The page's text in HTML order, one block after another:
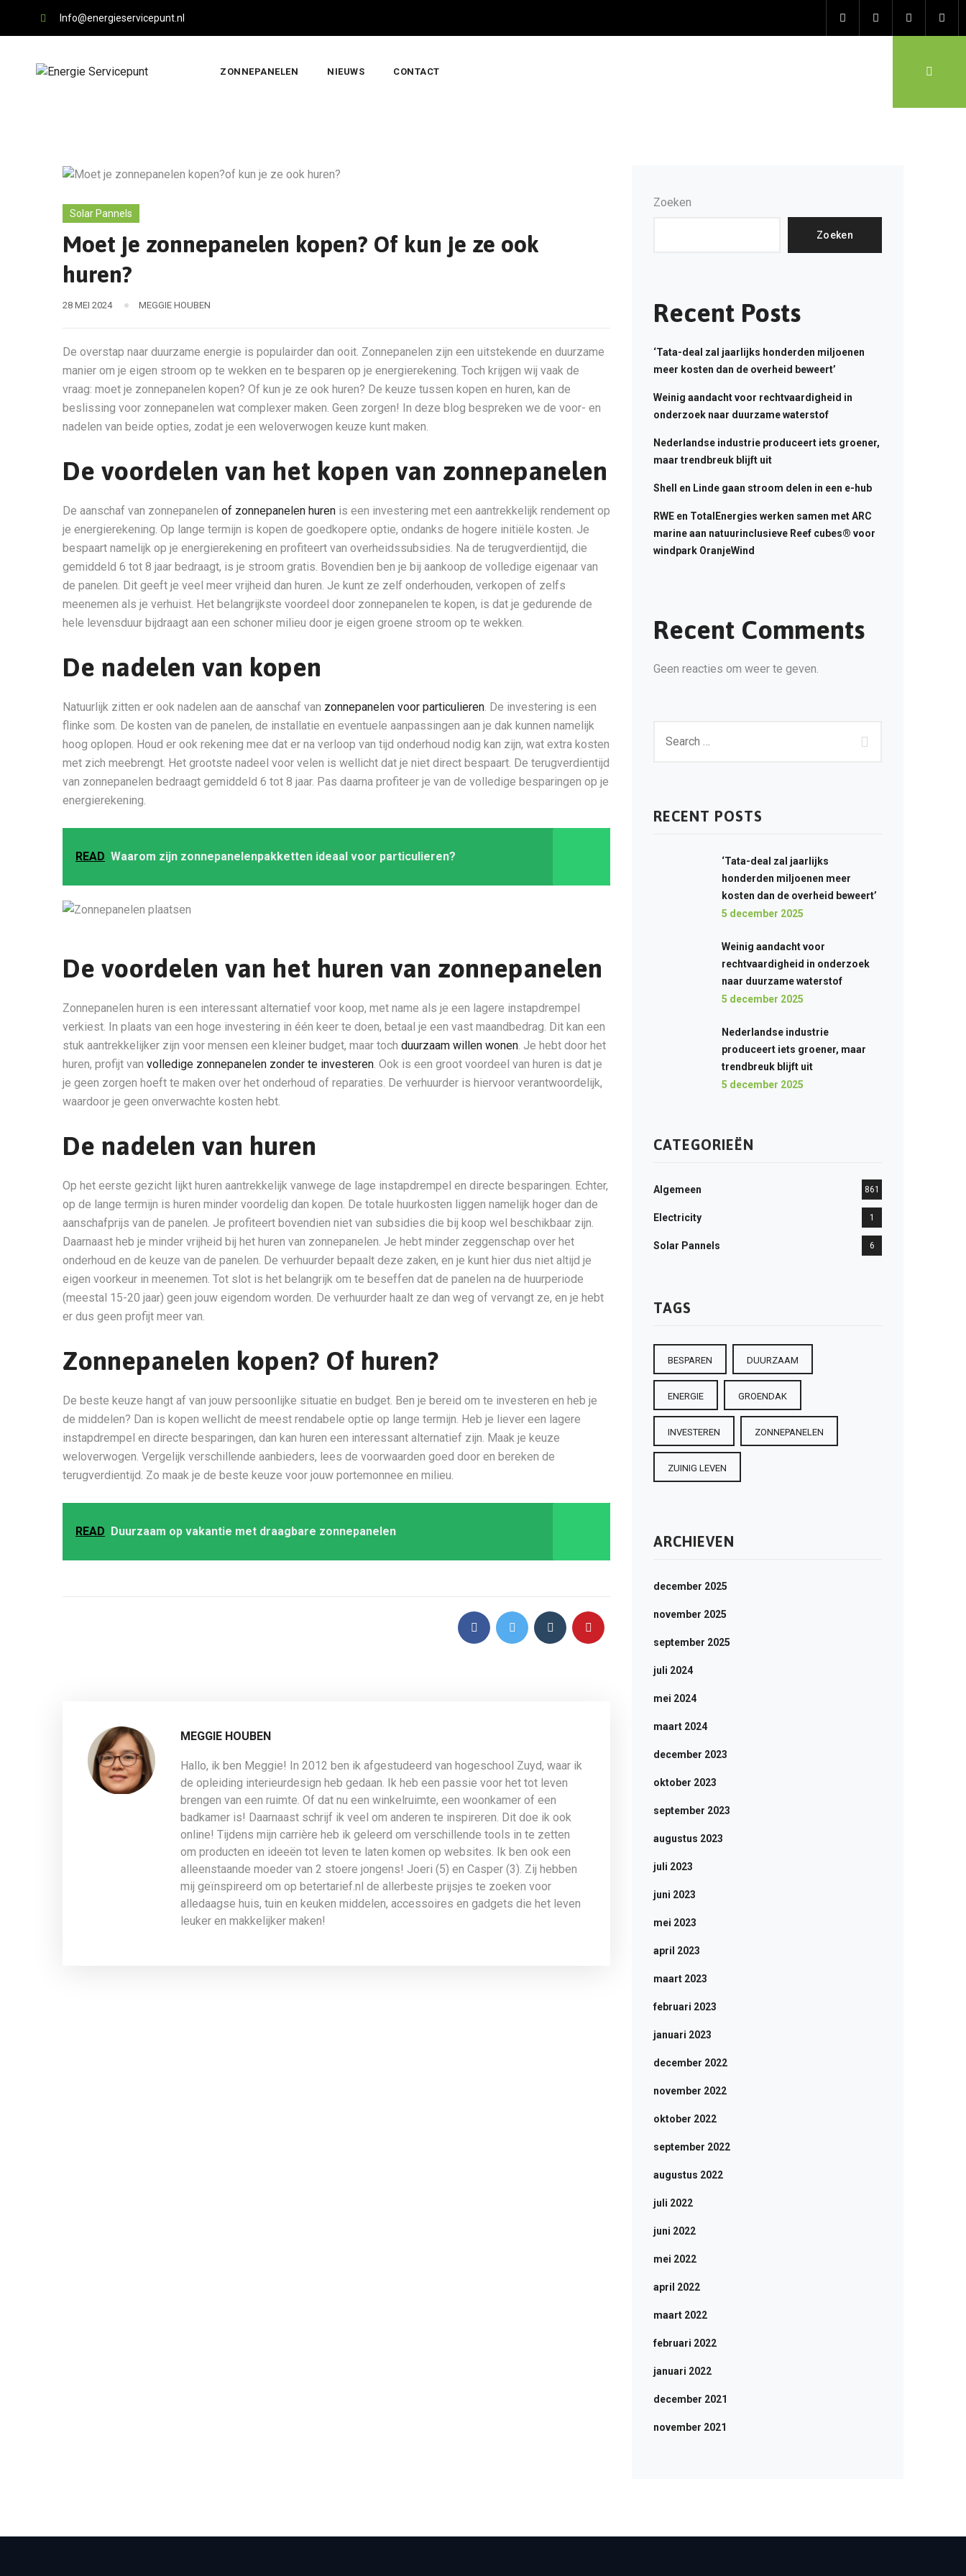
Info@energieservicepunt.nl
ZONNEPANELEN NIEUWS CONTACT
Solar Pannels
Moet je zonnepanelen kopen? Of kun je ze ook
huren?
28 MEI 2024 MEGGIE HOUBEN
De overstap naar duurzame energie is populairder dan ooit. Zonnepanelen zijn een uitstekende en duurzame
manier om je eigen stroom op te wekken en te besparen op je energierekening. Toch krijgen wij vaak de
vraag: moet je zonnepanelen kopen? Of kun je ze ook huren? De keuze tussen kopen en huren, kan de
beslissing voor zonnepanelen wat complexer maken. Geen zorgen! In deze blog bespreken we de voor- en
nadelen van beide opties, zodat je een weloverwogen keuze kunt maken.
De voordelen van het kopen van zonnepanelen
De aanschaf van zonnepanelen of zonnepanelen huren is een investering met een aantrekkelijk rendement op
je energierekening. Op lange termijn is kopen de goedkopere optie, ondanks de hogere initiële kosten. Je
bespaart namelijk op je energierekening en profiteert van overheidssubsidies. Na de terugverdientijd, die
gemiddeld 6 tot 8 jaar bedraagt, is je stroom gratis. Bovendien ben je bij aankoop de volledige eigenaar van
de panelen. Dit geeft je veel meer vrijheid dan huren. Je kunt ze zelf onderhouden, verkopen of zelfs
meenemen als je verhuist. Het belangrijkste voordeel door zonnepanelen te kopen, is dat je gedurende de
hele levensduur bijdraagt aan een schoner milieu door je eigen groene stroom op te wekken.
De nadelen van kopen
Natuurlijk zitten er ook nadelen aan de aanschaf van zonnepanelen voor particulieren . De investering is een
flinke som. De kosten van de panelen, de installatie en eventuele aanpassingen aan je dak kunnen namelijk
hoog oplopen. Houd er ook rekening mee dat er na verloop van tijd onderhoud nodig kan zijn, wat extra kosten
met zich meebrengt. Het grootste nadeel voor velen is wellicht dat je niet direct bespaart. De terugverdientijd
van zonnepanelen bedraagt gemiddeld 6 tot 8 jaar. Pas daarna profiteer je van de volledige besparingen op je
energierekening.
READ Waarom zijn zonnepanelenpakketten ideaal voor particulieren?
De voordelen van het huren van zonnepanelen
Zonnepanelen huren is een interessant alternatief voor koop, met name als je een lagere instapdrempel
verkiest. In plaats van een hoge investering in één keer te doen, betaal je een vast maandbedrag. Dit kan een
stuk aantrekkelijker zijn voor mensen een kleiner budget, maar toch duurzaam willen wonen . Je hebt door het
huren, profijt van volledige zonnepanelen zonder te investeren . Ook is een groot voordeel van huren is dat je
je geen zorgen hoeft te maken over het onderhoud of reparaties. De verhuurder is hiervoor verantwoordelijk,
waardoor je geen onverwachte kosten hebt.
De nadelen van huren
Op het eerste gezicht lijkt huren aantrekkelijk vanwege de lage instapdrempel en directe besparingen. Echter,
op de lange termijn is huren minder voordelig dan kopen. De totale huurkosten liggen namelijk hoger dan de
aanschafprijs van de panelen. Je profiteert bovendien niet van subsidies die bij koop wel beschikbaar zijn.
Daarnaast heb je minder vrijheid bij het huren van zonnepanelen. Je hebt minder zeggenschap over het
onderhoud en de keuze van de panelen. De verhuurder bepaalt deze zaken, en je kunt hier dus niet altijd je
eigen voorkeur in meenemen. Tot slot is het belangrijk om te beseffen dat de panelen na de huurperiode
(meestal 15-20 jaar) geen jouw eigendom worden. De verhuurder haalt ze dan weg of vervangt ze, en je hebt
er dus geen profijt meer van.
Zonnepanelen kopen? Of huren?
De beste keuze hangt af van jouw persoonlijke situatie en budget. Ben je bereid om te investeren en heb je
de middelen? Dan is kopen wellicht de meest rendabele optie op lange termijn. Heb je liever een lagere
instapdrempel en directe besparingen, dan kan huren een interessant alternatief zijn. Maak je keuze
weloverwogen. Vergelijk verschillende aanbieders, lees de voorwaarden goed door en bereken de
terugverdientijd. Zo maak je de beste keuze voor jouw portemonnee en milieu.
READ Duurzaam op vakantie met draagbare zonnepanelen
MEGGIE HOUBEN
Hallo, ik ben Meggie! In 2012 ben ik afgestudeerd van hogeschool Zuyd, waar ik
de opleiding interieurdesign heb gedaan. Ik heb een passie voor het tot leven
brengen van een ruimte. Of dat nu een winkelruimte, een woonkamer of een
badkamer is! Daarnaast schrijf ik veel om anderen te inspireren. Dit doe ik ook
online! Tijdens mijn carrière heb ik geleerd om verschillende tools in te zetten
om producten en ideeën tot leven te laten komen op websites. Ik ben ook een
alleenstaande moeder van 2 stoere jongens! Joeri (5) en Casper (3). Zij hebben
mij geïnspireerd om op betertarief.nl de allerbeste prijsjes te zoeken voor
alledaagse huis, tuin en keuken middelen, accessoires en gadgets die het leven
leuker en makkelijker maken!
Zoeken
Zoeken
Recent Posts
‘Tata-deal zal jaarlijks honderden miljoenen
meer kosten dan de overheid beweert’
Weinig aandacht voor rechtvaardigheid in
onderzoek naar duurzame waterstof
Nederlandse industrie produceert iets groener,
maar trendbreuk blijft uit
Shell en Linde gaan stroom delen in een e-hub
RWE en TotalEnergies werken samen met ARC
marine aan natuurinclusieve Reef cubes® voor
windpark OranjeWind
Recent Comments
Geen reacties om weer te geven.
RECENT POSTS
‘Tata-deal zal jaarlijks
honderden miljoenen meer
kosten dan de overheid beweert’
5 december 2025
Weinig aandacht voor
rechtvaardigheid in onderzoek
naar duurzame waterstof
5 december 2025
Nederlandse industrie
produceert iets groener, maar
trendbreuk blijft uit
5 december 2025
CATEGORIEËN
Algemeen 861
Electricity 1
Solar Pannels 6
TAGS
BESPAREN DUURZAAM
ENERGIE GROENDAK
INVESTEREN ZONNEPANELEN
ZUINIG LEVEN
ARCHIEVEN
december 2025
november 2025
september 2025
juli 2024
mei 2024
maart 2024
december 2023
oktober 2023
september 2023
augustus 2023
juli 2023
juni 2023
mei 2023
april 2023
maart 2023
februari 2023
januari 2023
december 2022
november 2022
oktober 2022
september 2022
augustus 2022
juli 2022
juni 2022
mei 2022
april 2022
maart 2022
februari 2022
januari 2022
december 2021
november 2021